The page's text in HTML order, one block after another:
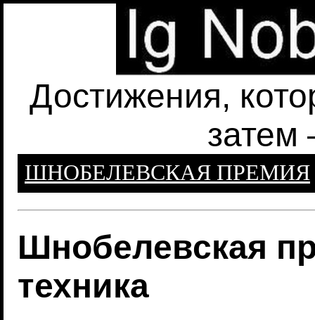
Достижения,
затем
ШНОБЕЛЕВСКАЯ ПРЕМИЯ
Шнобелевская
техника